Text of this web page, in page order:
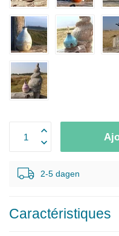
2-5 dagen
Caractéristiques